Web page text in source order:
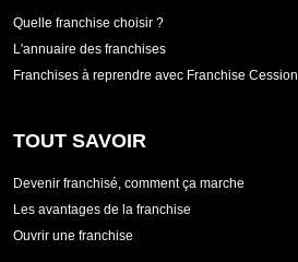
Quelle franchise choisir ?
L'annuaire des franchises
Franchises à reprendre avec Franchise Cession
TOUT SAVOIR
Devenir franchisé, comment ça marche
Les avantages de la franchise
Ouvrir une franchise